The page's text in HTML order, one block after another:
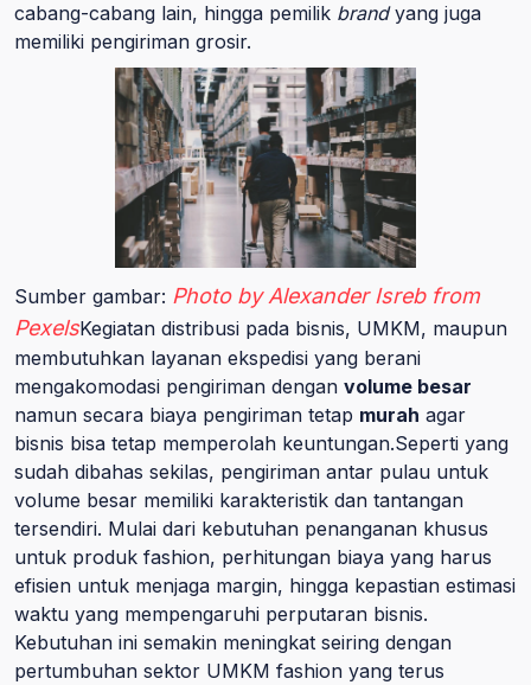
cabang-cabang lain, hingga pemilik brandyang juga
memiliki pengiriman grosir.
Sumber gambar: Photo by Alexander Isreb from
PexelsKegiatan distribusi pada bisnis, UMKM, maupun
membutuhkan layanan ekspedisi yang berani
mengakomodasi pengiriman dengan volume besar
namun secara biaya pengiriman tetap murah agar
bisnis bisa tetap memperolah keuntungan.Seperti yang
sudah dibahas sekilas, pengiriman antar pulau untuk
volume besar memiliki karakteristik dan tantangan
tersendiri. Mulai dari kebutuhan penanganan khusus
untuk produk fashion, perhitungan biaya yang harus
efisien untuk menjaga margin, hingga kepastian estimasi
waktu yang mempengaruhi perputaran bisnis.
Kebutuhan ini semakin meningkat seiring dengan
pertumbuhan sektor UMKM fashion yang terus